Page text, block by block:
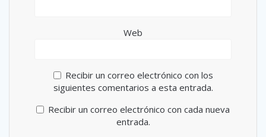
Web
Recibir un correo electrónico con los
siguientes comentarios a esta entrada.
Recibir un correo electrónico con cada nueva
entrada.